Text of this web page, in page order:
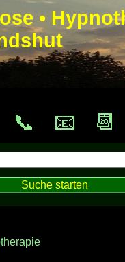
•
📞 📧 📆